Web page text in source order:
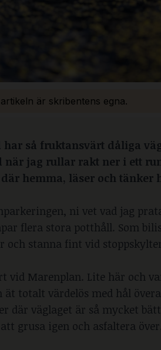
är skribentens egna.
så fruktansvärt dåliga
jag rullar rakt ner i ett
hemma, läser och tänker
ni vet vad jag
flera stora potthåll. Som
och stanna fint vid
vid Marenplan. Lite här och
totalt värdelös med hål
där väglaget är så mycket
grusa igen och asfaltera